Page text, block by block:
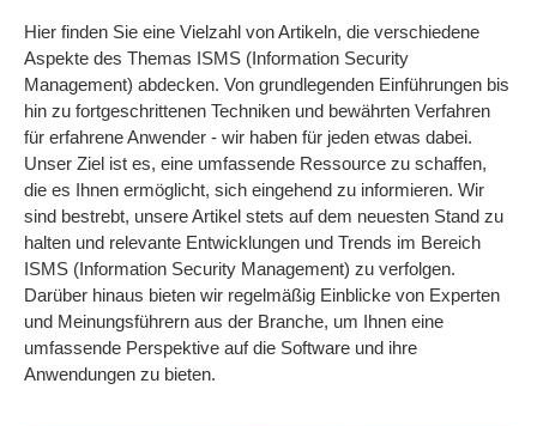
Hier finden Sie eine Vielzahl von Artikeln, die verschiedene
Aspekte des Themas ISMS (Information Security
Management) abdecken. Von grundlegenden Einführungen bis
hin zu fortgeschrittenen Techniken und bewährten Verfahren
für erfahrene Anwender - wir haben für jeden etwas dabei.
Unser Ziel ist es, eine umfassende Ressource zu schaffen,
die es Ihnen ermöglicht, sich eingehend zu informieren. Wir
sind bestrebt, unsere Artikel stets auf dem neuesten Stand zu
halten und relevante Entwicklungen und Trends im Bereich
ISMS (Information Security Management) zu verfolgen.
Darüber hinaus bieten wir regelmäßig Einblicke von Experten
und Meinungsführern aus der Branche, um Ihnen eine
umfassende Perspektive auf die Software und ihre
Anwendungen zu bieten.